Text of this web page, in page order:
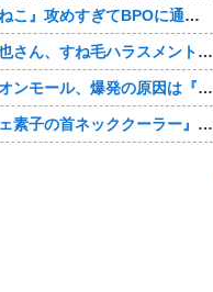
【速報】『ヤニねこ』攻めすぎてBPOに通報される
【速報】長瀬智也さん、すね毛ハラスメントを謝罪「不快な思いをさせて申し訳ありませんでした」
【速報】熊本イオンモール、爆発の原因は『これ』の可能性
お前ら『ペルチェ素子の首ネッククーラー』使ったことあるか？